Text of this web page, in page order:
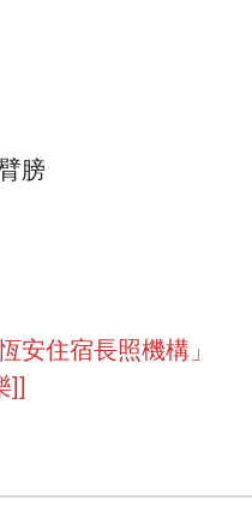
膀
安住宿長照機構」
]]